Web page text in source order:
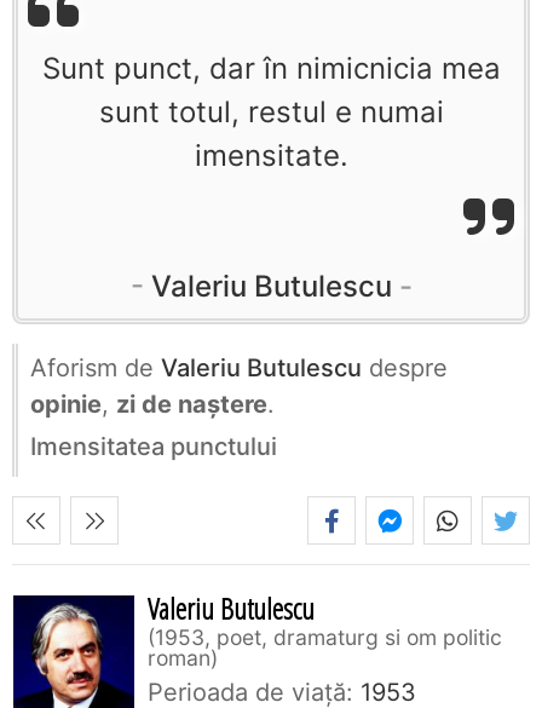
Sunt punct, dar în nimicnicia mea
sunt totul, restul e numai
imensitate.
Valeriu Butulescu
Aforism de Valeriu Butulescu despre
opinie, zi de naștere.
Imensitatea punctului
Valeriu Butulescu
1953, poet, dramaturg si om politic
roman
Perioada de viaţă: 1953